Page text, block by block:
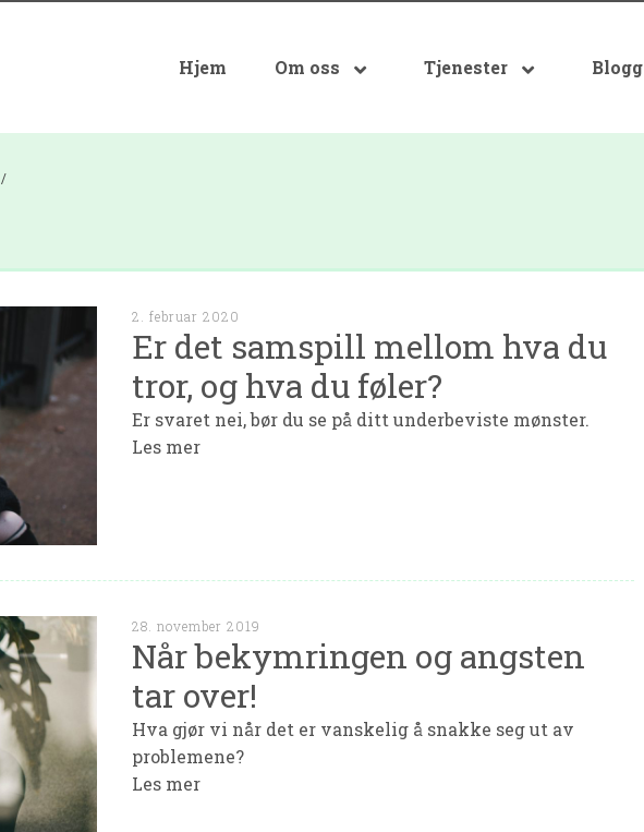
Hjem Om oss Tjenester Blogg
2. februar 2020
Er det samspill mellom hva du
tror, og hva du føler?
Er svaret nei, bør du se på ditt underbeviste mønster.
Les mer
28. november 2019
Når bekymringen og angsten
tar over!
Hva gjør vi når det er vanskelig å snakke seg ut av
problemene?
Les mer